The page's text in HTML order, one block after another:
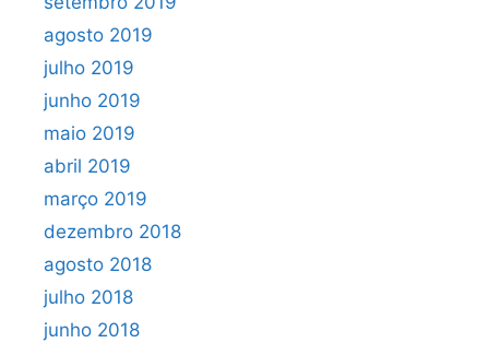
agosto 2019
julho 2019
junho 2019
maio 2019
abril 2019
março 2019
dezembro 2018
agosto 2018
julho 2018
junho 2018